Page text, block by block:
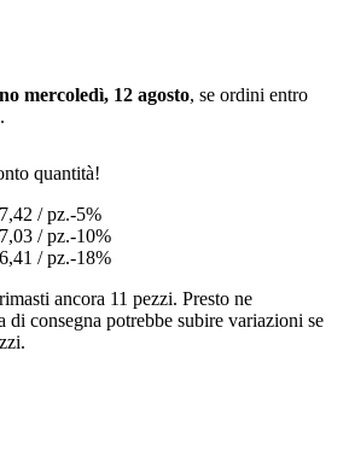
mercoledì, 12 agosto, se ordini entro
.
quantità!
/ pz.-5%
/ pz.-10%
/ pz.-18%
ancora 11 pezzi. Presto ne
di consegna potrebbe subire variazioni se